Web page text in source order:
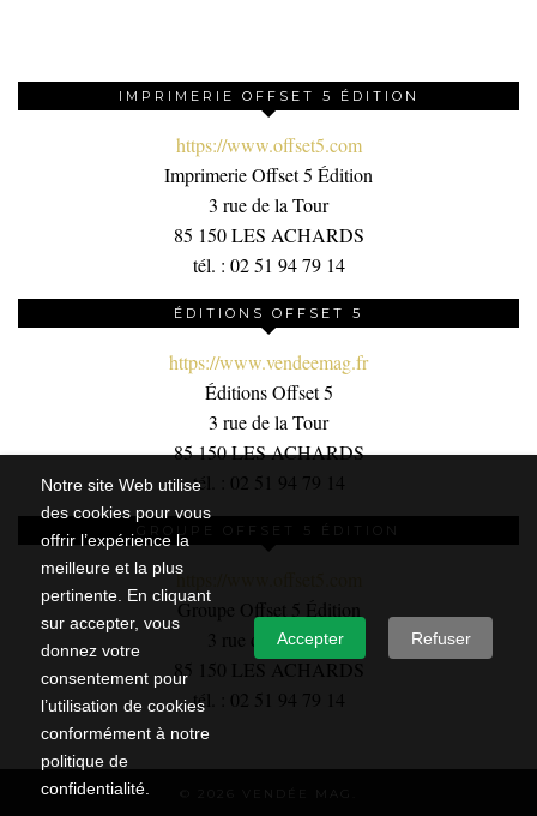
Notre site Web utilise
des cookies pour vous
offrir l’expérience la
meilleure et la plus
pertinente. En cliquant
sur accepter, vous
donnez votre
consentement pour
l’utilisation de cookies
conformément à notre
politique de
confidentialité.
Accepter Refuser
IMPRIMERIE OFFSET 5 ÉDITION
https://www.offset5.com
Imprimerie Offset 5 Édition
3 rue de la Tour
85 150 LES ACHARDS
tél. : 02 51 94 79 14
ÉDITIONS OFFSET 5
https://www.vendeemag.fr
Éditions Offset 5
3 rue de la Tour
85 150 LES ACHARDS
tél. : 02 51 94 79 14
GROUPE OFFSET 5 ÉDITION
https://www.offset5.com
Groupe Offset 5 Édition
3 rue de la Tour,
85 150 LES ACHARDS
tél. : 02 51 94 79 14